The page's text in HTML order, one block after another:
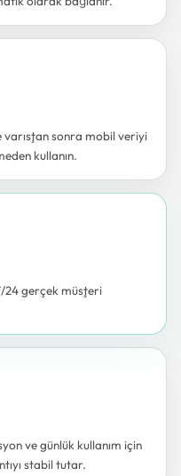
varıştan sonra mobil veriyi
kullanın.
24 gerçek müşteri
ve günlük kullanım için
stabil tutar.